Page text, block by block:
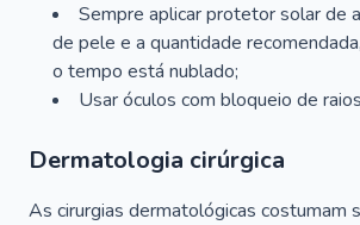
Sempre aplicar protetor solar de
de pele e a quantidade
o tempo está nublado;
Usar óculos com bloqueio de
Dermatologia cirúrgica
As cirurgias dermatológicas costumam